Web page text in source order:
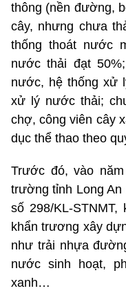
thông (nền đường,
cây, nhưng chưa
thống thoát nước
nước thải đạt
nước, hệ thống xử
xử lý nước thải;
chợ, công viên cây
dục thể thao theo
Trước đó, vào
trường tỉnh Long An
số 298/KL-
khẩn trương xây
như trải nhựa
nước sinh hoạt,
xanh…